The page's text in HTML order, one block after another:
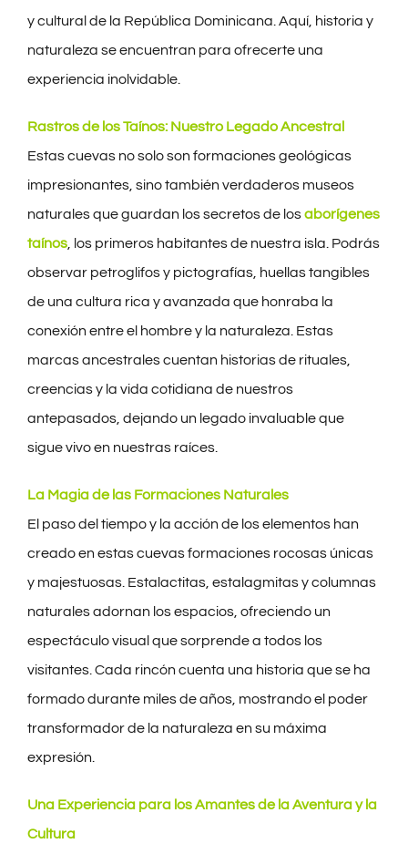
y cultural de la República Dominicana. Aquí, historia y
naturaleza se encuentran para ofrecerte una
experiencia inolvidable.
Rastros de los Taínos: Nuestro Legado Ancestral
Estas cuevas no solo son formaciones geológicas
impresionantes, sino también verdaderos museos
naturales que guardan los secretos de losaborígenes
taínos , los primeros habitantes de nuestra isla. Podrás
observar petroglifos y pictografías, huellas tangibles
de una cultura rica y avanzada que honraba la
conexión entre el hombre y la naturaleza. Estas
marcas ancestrales cuentan historias de rituales,
creencias y la vida cotidiana de nuestros
antepasados, dejando un legado invaluable que
sigue vivo en nuestras raíces.
La Magia de las Formaciones Naturales
El paso del tiempo y la acción de los elementos han
creado en estas cuevas formaciones rocosas únicas
y majestuosas. Estalactitas, estalagmitas y columnas
naturales adornan los espacios, ofreciendo un
espectáculo visual que sorprende a todos los
visitantes. Cada rincón cuenta una historia que se ha
formado durante miles de años, mostrando el poder
transformador de la naturaleza en su máxima
expresión.
Una Experiencia para los Amantes de la Aventura y la
Cultura